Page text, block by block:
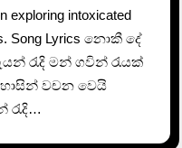
Song Lyrics නොකී දේ
රැදි මන් ගවින් රැයක්
වචන වෙයි
රැදි…